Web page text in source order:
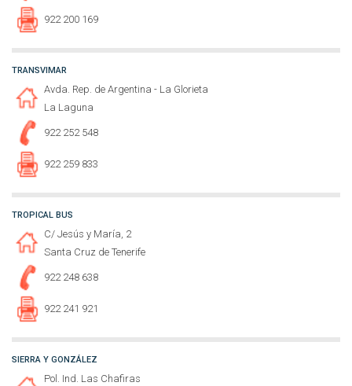
922 200 169
TRANSVIMAR
Avda. Rep. de Argentina - La Glorieta
La Laguna
922 252 548
922 259 833
TROPICAL BUS
C/ Jesús y María, 2
Santa Cruz de Tenerife
922 248 638
922 241 921
SIERRA Y GONZÁLEZ
Pol. Ind. Las Chafiras